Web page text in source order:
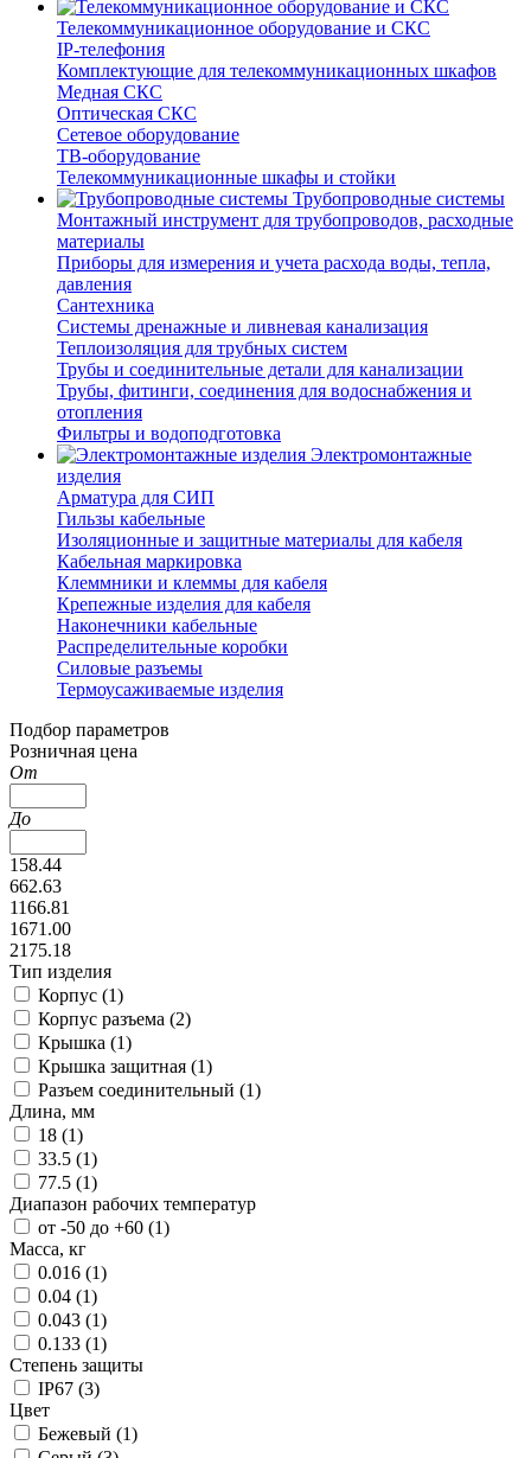
Телекоммуникационное оборудование и СКС
IP-телефония
Комплектующие для телекоммуникационных шкафов
Медная СКС
Оптическая СКС
Сетевое оборудование
ТВ-оборудование
Телекоммуникационные шкафы и стойки
Трубопроводные системы
Монтажный инструмент для трубопроводов, расходные
материалы
Приборы для измерения и учета расхода воды, тепла,
давления
Сантехника
Системы дренажные и ливневая канализация
Теплоизоляция для трубных систем
Трубы и соединительные детали для канализации
Трубы, фитинги, соединения для водоснабжения и
отопления
Фильтры и водоподготовка
Электромонтажные
изделия
Арматура для СИП
Гильзы кабельные
Изоляционные и защитные материалы для кабеля
Кабельная маркировка
Клеммники и клеммы для кабеля
Крепежные изделия для кабеля
Наконечники кабельные
Распределительные коробки
Силовые разъемы
Термоусаживаемые изделия
Подбор параметров
Розничная цена
От
До
158.44
662.63
1166.81
1671.00
2175.18
Тип изделия
Корпус (1)
Корпус разъема (2)
Крышка (1)
Крышка защитная (1)
Разъем соединительный (1)
Длина, мм
18 (1)
33.5 (1)
77.5 (1)
Диапазон рабочих температур
от -50 до +60 (1)
Масса, кг
0.016 (1)
0.04 (1)
0.043 (1)
0.133 (1)
Степень защиты
IP67 (3)
Цвет
Бежевый (1)